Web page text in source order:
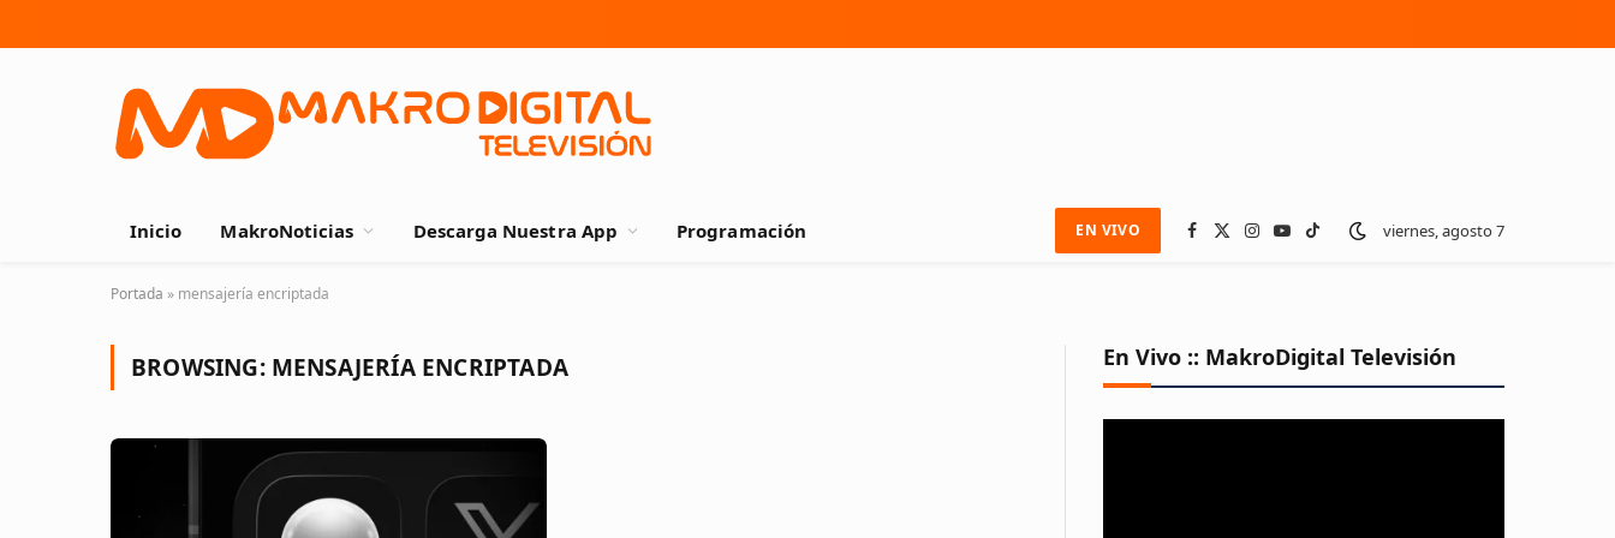
Inicio MakroNoticias Descarga Nuestra App Programación EN VIVO Facebook
X
Instagram
YouTube
TikTok viernes, agosto 7
Portada » mensajería encriptada
BROWSING: MENSAJERÍA ENCRIPTADA En Vivo :: MakroDigital Televisión